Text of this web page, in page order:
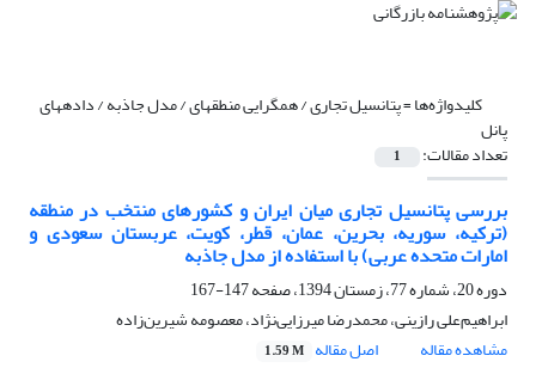
کلیدواژه‌ها =پتانسیل تجاری / همگرایی منطقهای / مدل جاذبه / دادههای
پانل
تعداد مقالات: 1
بررسی پتانسیل تجاری میان ایران و کشورهای منتخب در منطقه
(ترکیه، سوریه، بحرین، عمان، قطر، کویت، عربستان سعودی و
امارات متحده عربی) با استفاده از مدل جاذبه
دوره 20، شماره 77، زمستان 1394، صفحه
147-167
ابراهیم‌علی رازینی، محمدرضا میرزایی‌نژاد، معصومه شیرین‌زاده
مشاهده مقاله
اصل مقاله 1.59 M